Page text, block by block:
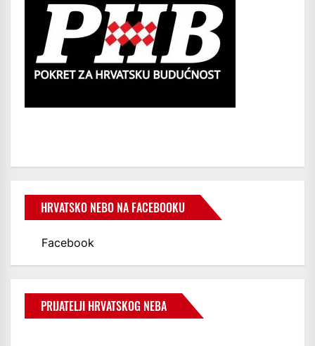
HRVATSKO NEBO NA FACEBOOKU
Facebook
PRIJATELJI HRVATSKOG NEBA